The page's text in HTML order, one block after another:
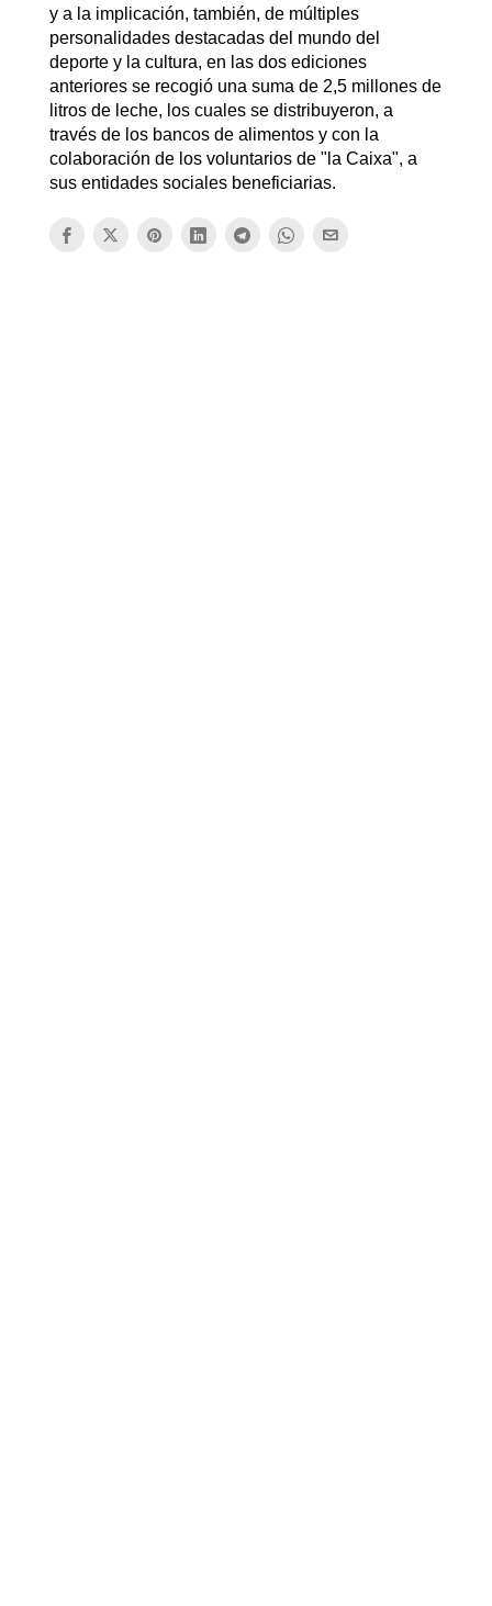
y a la implicación, también, de múltiples
personalidades destacadas del mundo del
deporte y la cultura, en las dos ediciones
anteriores se recogió una suma de 2,5 millones de
litros de leche, los cuales se distribuyeron, a
través de los bancos de alimentos y con la
colaboración de los voluntarios de "la Caixa", a
sus entidades sociales beneficiarias.